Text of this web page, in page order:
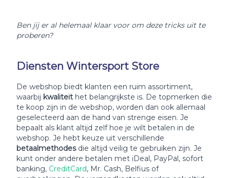
Ben jij er al helemaal klaar voor om deze tricks uit te
proberen?
Diensten Wintersport Store
De webshop biedt klanten een ruim assortiment,
waarbij kwaliteit het belangrijkste is. De topmerken die
te koop zijn in de webshop, worden dan ook allemaal
geselecteerd aan de hand van strenge eisen. Je
bepaalt als klant altijd zelf hoe je wilt betalen in de
webshop. Je hebt keuze uit verschillende
betaalmethodes die altijd veilig te gebruiken zijn. Je
kunt onder andere betalen met iDeal, PayPal, sofort
banking, CreditCard, Mr. Cash, Belfius of